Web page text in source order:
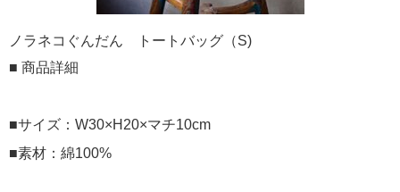
ノラネコぐんだん トートバッグ（S)
■ 商品詳細
■サイズ：W30×H20×マチ10cm
■素材：綿100%